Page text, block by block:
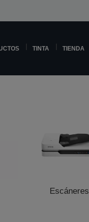
TINTA TIENDA
Escáneres